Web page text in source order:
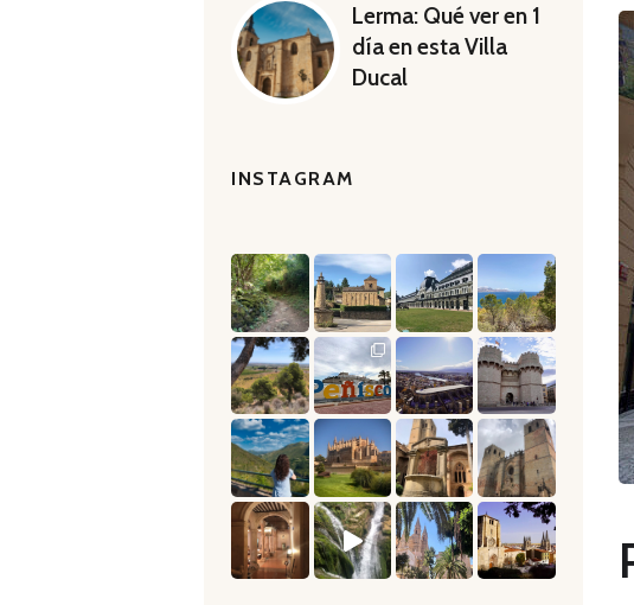
Lerma: Qué ver en 1
día en esta Villa
Ducal
INSTAGRAM